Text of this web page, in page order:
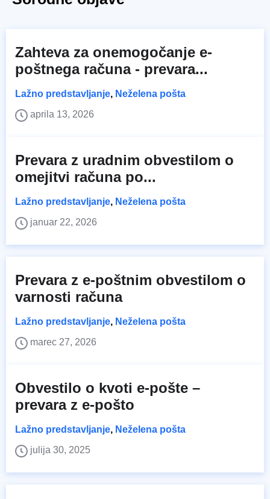
Zahteva za onemogočanje e-
poštnega računa - prevara...
Lažno predstavljanje, Neželena pošta
aprila 13, 2026
Prevara z uradnim obvestilom o
omejitvi računa po...
Lažno predstavljanje, Neželena pošta
januar 22, 2026
Prevara z e-poštnim obvestilom o
varnosti računa
Lažno predstavljanje, Neželena pošta
marec 27, 2026
Obvestilo o kvoti e-pošte –
prevara z e-pošto
Lažno predstavljanje, Neželena pošta
julija 30, 2025